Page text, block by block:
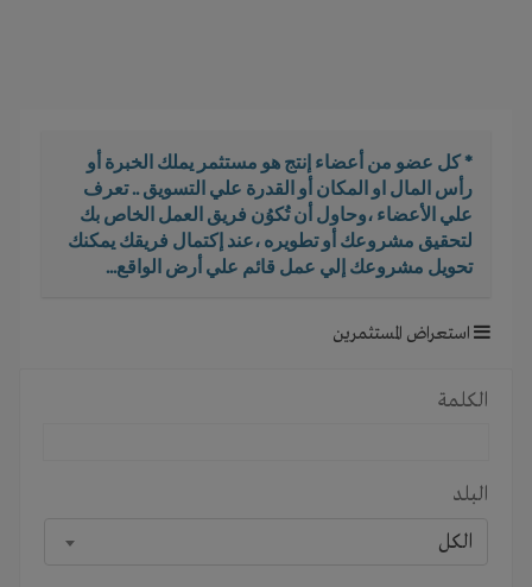
* كل عضو من أعضاء إنتج هو مستثمر يملك الخبرة أو
رأس المال او المكان أو القدرة علي التسويق .. تعرف
علي الأعضاء ،وحاول أن تُكوُن فريق العمل الخاص بك
لتحقيق مشروعك أو تطويره ،عند إكتمال فريقك يمكنك
تحويل مشروعك إلي عمل قائم علي أرض الواقع...
استعراض المستثمرين
الكلمة
البلد
الكل